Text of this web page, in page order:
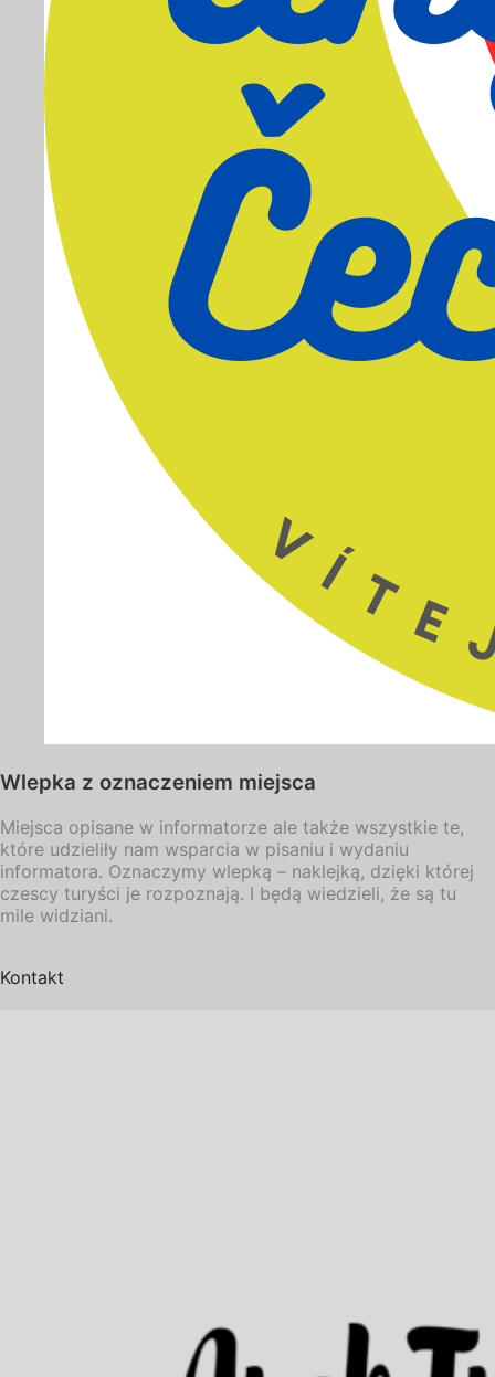
Wlepka z oznaczeniem miejsca
Miejsca opisane w informatorze ale także wszystkie te,
które udzieliły nam wsparcia w pisaniu i wydaniu
informatora. Oznaczymy wlepką – naklejką, dzięki której
czescy turyści je rozpoznają. I będą wiedzieli, że są tu
mile widziani.
Kontakt